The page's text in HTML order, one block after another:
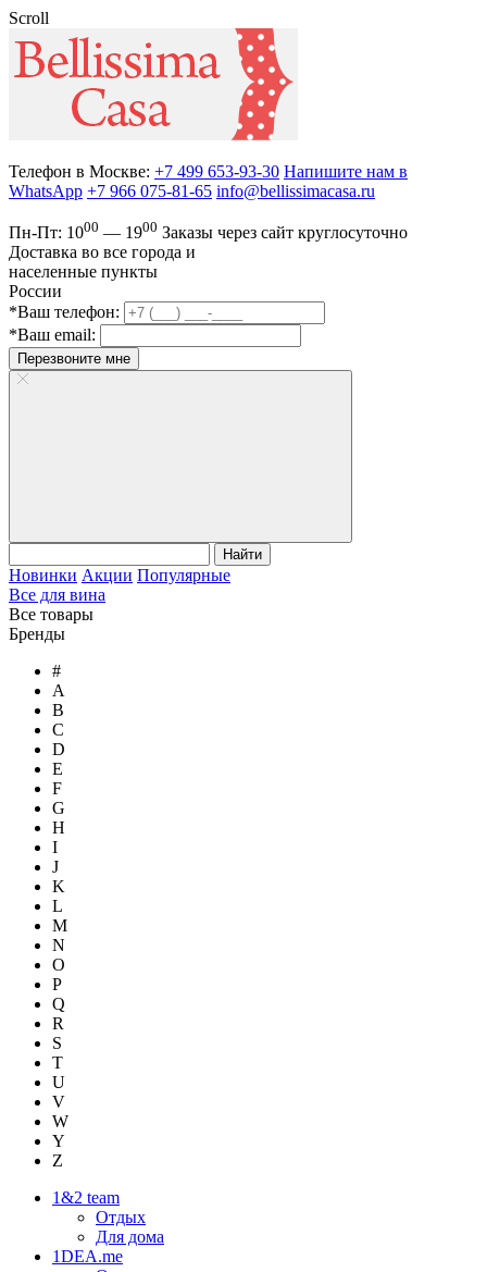
Scroll
Телефон в Москве: +7 499 653-93-30 Напишите нам в
WhatsApp +7 966 075-81-65 info@bellissimacasa.ru
Пн-Пт: 1000 — 1900 Заказы через сайт круглосуточно
Доставка во все города и
населенные пункты
России
*Ваш телефон:
*Ваш email:
Перезвоните мне
Найти
Новинки Акции Популярные
Все для вина
Все товары
Бренды
#
A
B
C
D
E
F
G
H
I
J
K
L
M
N
O
P
Q
R
S
T
U
V
W
Y
Z
1&2 team
Отдых
Для дома
1DEA.me